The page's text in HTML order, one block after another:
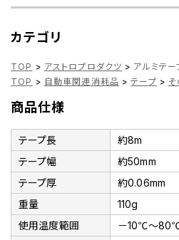
カテゴリ
TOP > アストロプロダクツ > アルミテ
TOP > 自動車関連消耗品 > テープ >
商品仕様
テープ長
約8m
テープ幅
約50mm
テープ厚
約0.06mm
重量
110g
使用温度範囲
－10℃～